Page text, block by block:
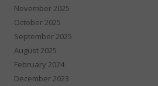
November 2025
October 2025
September 2025
August 2025
February 2024
December 2023